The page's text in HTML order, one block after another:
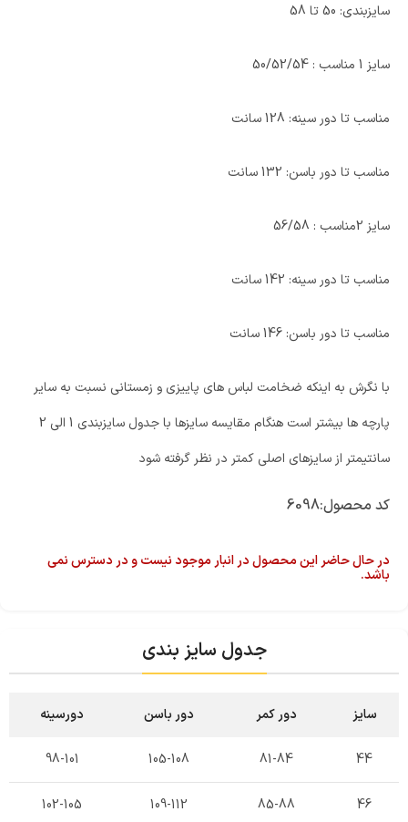
سایزبندی: 50 تا 58
سایز 1 مناسب : 50/52/54
مناسب تا دور سینه: 128 سانت
مناسب تا دور باسن: 132 سانت
سایز 2مناسب : 56/58
مناسب تا دور سینه: 142 سانت
مناسب تا دور باسن: 146 سانت
با نگرش به اینکه ضخامت لباس های پاییزی و زمستانی نسبت به سایر
پارچه ها بیشتر است هنگام مقایسه سایزها با جدول سایزبندی 1 الی 2
سانتیمتر از سایزهای اصلی کمتر در نظر گرفته شود
کد محصول:6098
در حال حاضر این محصول در انبار موجود نیست و در دسترس نمی
باشد.
جدول سایز بندی
سایز دور کمر دور باسن دورسینه
44
81-84
105-108
98-101
46
85-88
109-112
102-105